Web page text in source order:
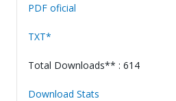
PDF oficial
TXT*
Total Downloads** : 614
Download Stats